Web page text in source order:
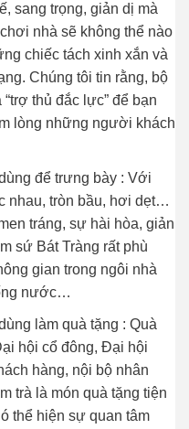
sang trọng, giản dị mà
nhà sẽ không thể nào
chiếc tách xinh xắn và
Chúng tôi tin rằng, bộ
thủ đắc lực” để bạn
lòng những người khách
để trưng bày : Với
nhau, tròn bầu, hơi dẹt…
tráng, sự hài hòa, giản
sứ Bát Tràng rất phù
gian trong ngôi nhà
nước…
làm quà tặng : Quà
hội cổ đông, Đại hội
hàng, nội bộ nhân
trà là món quà tặng tiện
thể hiện sự quan tâm